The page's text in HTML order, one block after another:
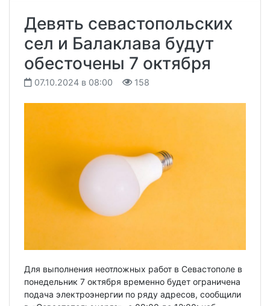
Девять севастопольских
сел и Балаклава будут
обесточены 7 октября
07.10.2024 в 08:00 158
Для выполнения неотложных работ в Севастополе в
понедельник 7 октября временно будет ограничена
подача электроэнергии по ряду адресов, сообщили